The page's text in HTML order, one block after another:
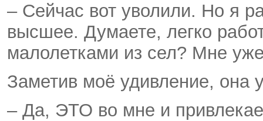
– Сейчас вот уволили. Но я
высшее. Думаете, легко
малолетками из сел? Мне
Заметив моё удивление, она
– Да, ЭТО во мне и